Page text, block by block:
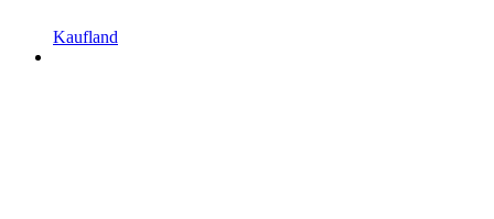
Kaufland